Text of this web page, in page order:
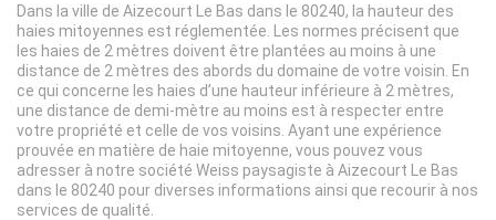
Dans la ville de Aizecourt Le Bas dans le 80240, la hauteur des
haies mitoyennes est réglementée. Les normes précisent que
les haies de 2 mètres doivent être plantées au moins à une
distance de 2 mètres des abords du domaine de votre voisin. En
ce qui concerne les haies d’une hauteur inférieure à 2 mètres,
une distance de demi-mètre au moins est à respecter entre
votre propriété et celle de vos voisins. Ayant une expérience
prouvée en matière de haie mitoyenne, vous pouvez vous
adresser à notre société Weiss paysagiste à Aizecourt Le Bas
dans le 80240 pour diverses informations ainsi que recourir à nos
services de qualité.